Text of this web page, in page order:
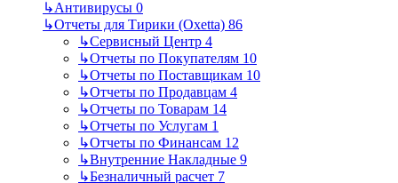
↳Антивирусы 0
↳Отчеты для Тирики (Oxetta) 86
↳Сервисный Центр 4
↳Отчеты по Покупателям 10
↳Отчеты по Поставщикам 10
↳Отчеты по Продавцам 4
↳Отчеты по Товарам 14
↳Отчеты по Услугам 1
↳Отчеты по Финансам 12
↳Внутренние Накладные 9
↳Безналичный расчет 7